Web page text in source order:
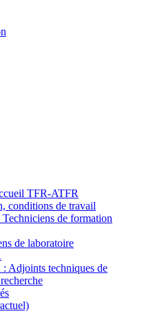
TFR-ATFR
conditions de travail
de formation
de laboratoire
Adjoints techniques de